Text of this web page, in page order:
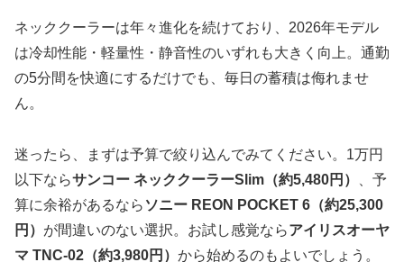
ネッククーラーは年々進化を続けており、2026年モデル
は冷却性能・軽量性・静音性のいずれも大きく向上。通勤
の5分間を快適にするだけでも、毎日の蓄積は侮れませ
ん。
迷ったら、まずは予算で絞り込んでみてください。1万円
以下ならサンコー ネッククーラーSlim（約5,480円）
、予
算に余裕があるなら ソニー REON POCKET 6（約25,300
円） が間違いのない選択。お試し感覚ならアイリスオーヤ
マ TNC-02（約3,980円） から始めるのもよいでしょう。